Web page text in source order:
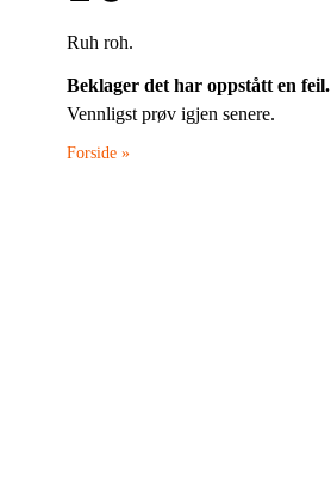
Ruh roh.
Beklager det har oppstått en feil.
Vennligst prøv igjen senere.
Forside »